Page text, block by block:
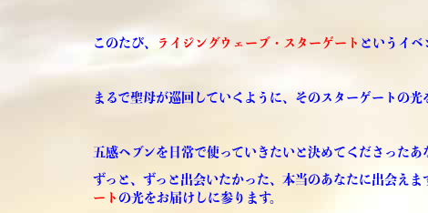
このたび、 ライジングウェーブ・スターゲート というイベ
まるで聖母が巡回していくように、そのスターゲートの
五感ヘブンを日常で使っていきたいと決めてくださったあ
ずっと、ずっと出会いたかった、本当のあなたに出会えま
ート の光をお届けしに参ります。